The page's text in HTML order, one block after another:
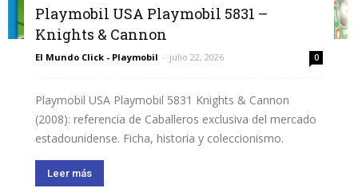
Playmobil USA Playmobil 5831 –
Knights & Cannon
El Mundo Click - Playmobil - julio 22, 2026 0
Playmobil USA Playmobil 5831 Knights & Cannon
(2008): referencia de Caballeros exclusiva del mercado
estadounidense. Ficha, historia y coleccionismo.
Leer más